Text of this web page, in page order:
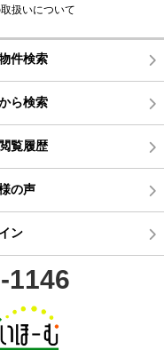
扱いについて
件検索
ら検索
覧履歴
の声
ン
1146